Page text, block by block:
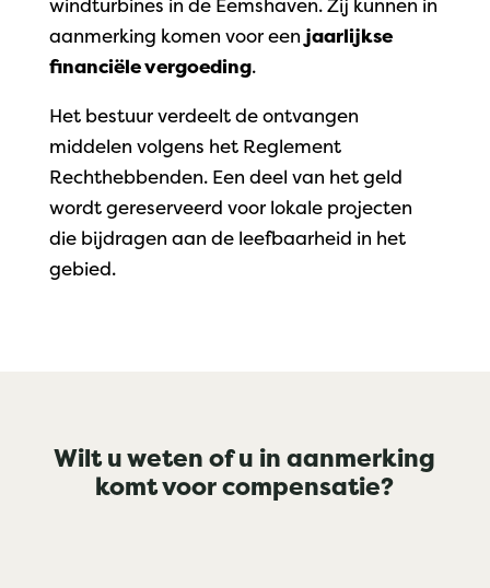
aanmerking komen voor een jaarlijkse
financiële vergoeding.
Het bestuur verdeelt de ontvangen
middelen volgens het Reglement
Rechthebbenden. Een deel van het geld
wordt gereserveerd voor lokale projecten
die bijdragen aan de leefbaarheid in het
gebied.
Wilt u weten of u in aanmerking
komt voor compensatie?